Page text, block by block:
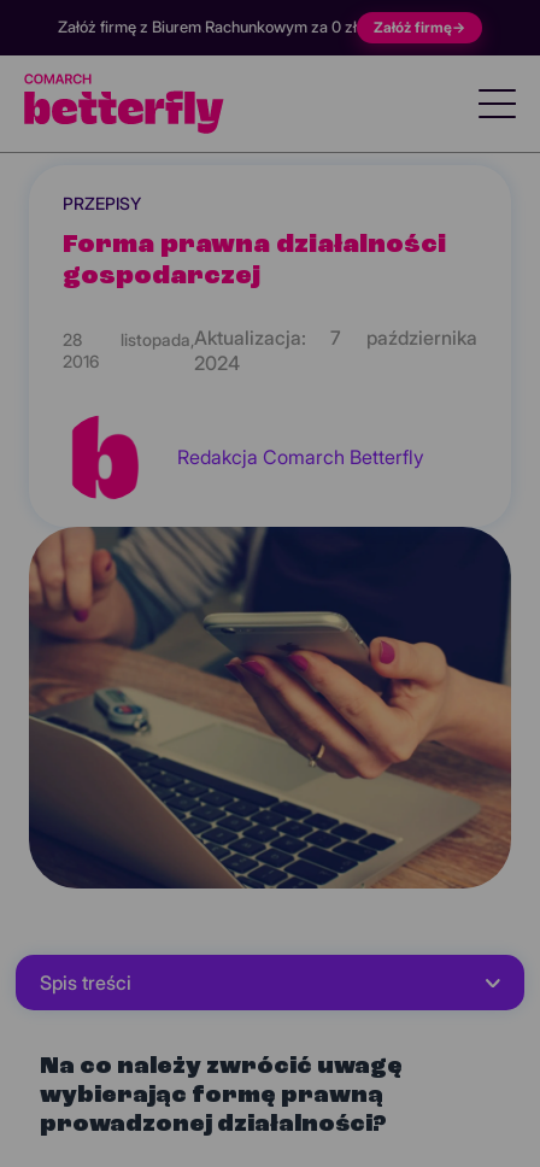
Załóż firmę z Biurem Rachunkowym za 0 zł Załóż firmę→
PRZEPISY
Forma prawna działalności
gospodarczej
28 listopada,
2016
Aktualizacja:7 października
2024
Redakcja Comarch Betterfly
Spis treści
Na co należy zwrócić uwagę
wybierając formę prawną
prowadzonej działalności?